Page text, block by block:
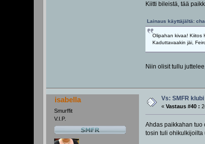
Kiitti bileistä, tää
Lainaus käyttäjältä:
Olipahan kivaa! Kiitos
Kaduttavaakin jäi,
Niin olisit tullu
isabella
Smurffit
V.I.P.
Vs: SMFR
«Vastaus #40 :
Ahdas paikkahan tuo
tosin tuli